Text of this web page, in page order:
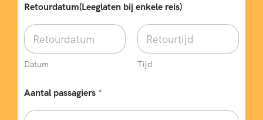
Retourdatum(Leeglaten bij enkele reis)
Datum Tijd
Aantal passagiers *